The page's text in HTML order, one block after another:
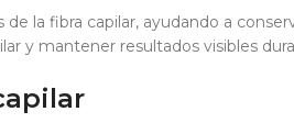
la fibra capilar, ayudando a
y mantener resultados visibles